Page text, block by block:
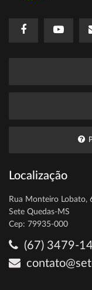
Localização
Rua Monteiro Lobato,
Sete Quedas-MS
Cep: 79935-000
(67) 3479-